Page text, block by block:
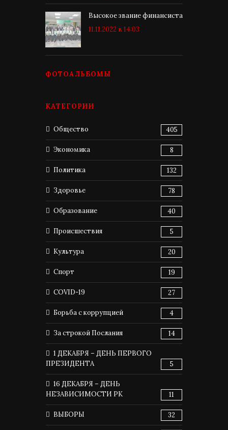
Высокое звание финансиста
11.11.2022 в 14:03
ФОТОАЛЬБОМЫ
КАТЕГОРИИ
Общество 405
Экономика 8
Политика 132
Здоровье 78
Образование 40
Происшествия 5
Культура 20
Спорт 19
COVID-19 27
Борьба с коррупцией 4
За строкой Послания 14
1 ДЕКАБРЯ – ДЕНЬ ПЕРВОГО
ПРЕЗИДЕНТА
5
16 ДЕКАБРЯ – ДЕНЬ
НЕЗАВИСИМОСТИ РК
11
ВЫБОРЫ 32